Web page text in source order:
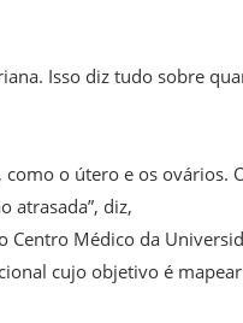
Isso diz tudo sobre
o útero e os ovários.
atrasada”, diz,
Centro Médico da
cujo objetivo é